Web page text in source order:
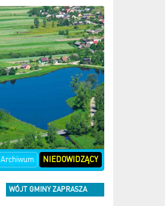
Archiwum NIEDOWIDZĄCY
WÓJT GMINY ZAPRASZA